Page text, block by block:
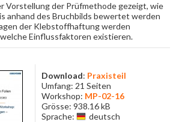
Vorstellung der Prüfmethode gezeigt, wie
anhand des Bruchbilds bewertet werden
der Klebstoffhaftung werden
Einflussfaktoren existieren.
Download: Praxisteil
Umfang: 21 Seiten
Workshop: MP-02-16
Grösse: 938.16 kB
Sprache:
deutsch